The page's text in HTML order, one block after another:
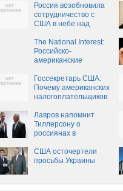
Россия возобновила
сотрудничество с
США в небе над
The National Interest:
Российско-
американские
лучше
Госсекретарь США:
Почему американских
налогоплательщиков
Украина?
Лавров напомнит
Тиллерсону о
россиянах в
тюрьмах
США осточертели
просьбы Украины